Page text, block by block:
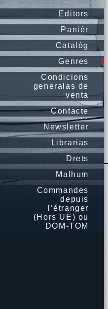
Editors
Panièr
Catalòg
Genres
Condicions
generalas de
venta
Contacte
Newsletter
Librarias
Drets
Malhum
Commandes
depuis
l’étranger
(Hors UE) ou
DOM-TOM